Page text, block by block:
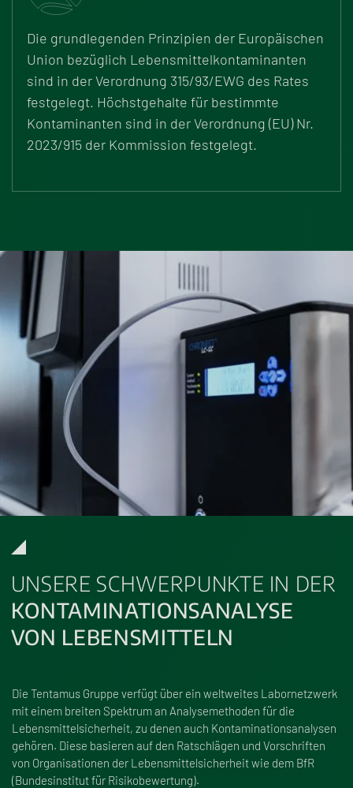
Die grundlegenden Prinzipien der Europäischen
Union bezüglich Lebensmittelkontaminanten
sind in derVerordnung 315/93/EWG des Rates
festgelegt. Höchstgehalte für bestimmte
Kontaminanten sind in derVerordnung (EU) Nr.
2023/915 der Kommission festgelegt.
UNSERE SCHWERPUNKTE IN DER
KONTAMINATIONSANALYSE
VON LEBENSMITTELN
Die Tentamus Gruppe verfügt über ein weltweites Labornetzwerk
mit einem breiten Spektrum an Analysemethoden für die
Lebensmittelsicherheit, zu denen auch Kontaminationsanalysen
gehören. Diese basieren auf den Ratschlägen und Vorschriften
von Organisationen der Lebensmittelsicherheit wie dem BfR
(Bundesinstitut für Risikobewertung).